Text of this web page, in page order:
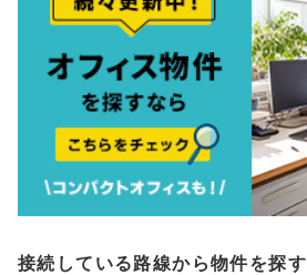
接続している路線から物件を探す